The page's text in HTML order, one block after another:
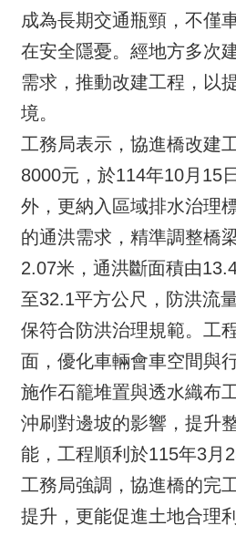
成為長期交通瓶頸，不僅
在安全隱憂。經地方多次
需求，推動改建工程，以
境。
工務局表示，協進橋改建
8000元，於114年10月15
外，更納入區域排水治理
的通洪需求，精準調整橋
2.07米，通洪斷面積由
至32.1平方公尺，防洪流
保符合防洪治理規範。工
面，優化車輛會車空間與
施作石籠堆置與透水織布
沖刷對邊坡的影響，提升
能，工程順利於115年3月
工務局強調，協進橋的完
提升，更能促進土地合理